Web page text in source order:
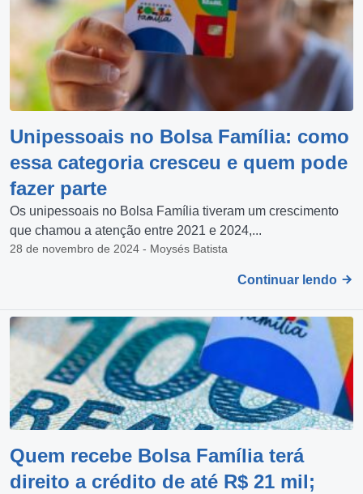
Unipessoais no Bolsa Família: como
essa categoria cresceu e quem pode
fazer parte
Os unipessoais no Bolsa Família tiveram um crescimento
que chamou a atenção entre 2021 e 2024,...
28 de novembro de 2024 - Moysés Batista
Continuar lendo
Quem recebe Bolsa Família terá
direito a crédito de até R$ 21 mil;